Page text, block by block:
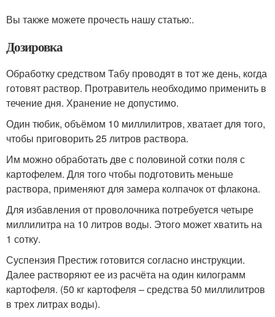
Вы также можете прочесть нашу статью:.
Дозировка
Обработку средством Табу проводят в тот же день, когда
готовят раствор. Протравитель необходимо применить в
течение дня. Хранение не допустимо.
Один тюбик, объёмом 10 миллилитров, хватает для того,
чтобы приговорить 25 литров раствора.
Им можно обработать две с половиной сотки поля с
картофелем. Для того чтобы подготовить меньше
раствора, применяют для замера колпачок от флакона.
Для избавления от проволочника потребуется четыре
миллилитра на 10 литров воды. Этого может хватить на
1 сотку.
Суспензия Престиж готовится согласно инструкции.
Далее растворяют ее из расчёта на один килограмм
картофеля. (50 кг картофеля – средства 50 миллилитров
в трех литрах воды).